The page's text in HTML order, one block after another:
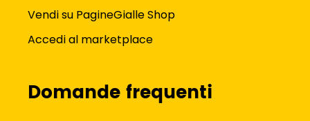
Vendi su PagineGialle Shop
Accedi al marketplace
Domande frequenti